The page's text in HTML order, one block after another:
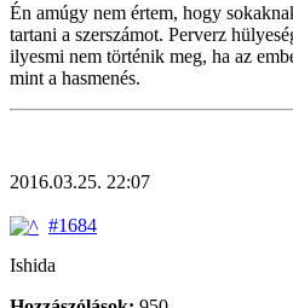
Én amúgy nem értem, hogy
tartani a szerszámot. Perverz
ilyesmi nem történik meg, ha az
mint a hasmenés.
2016.03.25. 22:07
#1684
Ishida